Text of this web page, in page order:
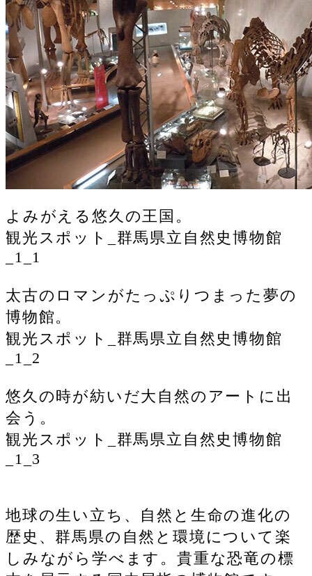
よみがえる悠久の王国。
観光スポット_群馬県立自然史博物館
_1_1
太古のロマンがたっぷりつまった夢の
博物館。
観光スポット_群馬県立自然史博物館
_1_2
悠久の時が紡いだ大自然のアートに出
会う。
観光スポット_群馬県立自然史博物館
_1_3
地球の生い立ち、自然と生命の進化の
歴史、群馬県の自然と環境について楽
しみながら学べます。貴重な恐竜の標